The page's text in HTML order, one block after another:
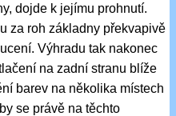
dojde k jejímu prohnutí.
za roh základny překvapivě
Výhradu tak nakonec
na zadní stranu blíže
barev na několika místech
se právě na těchto